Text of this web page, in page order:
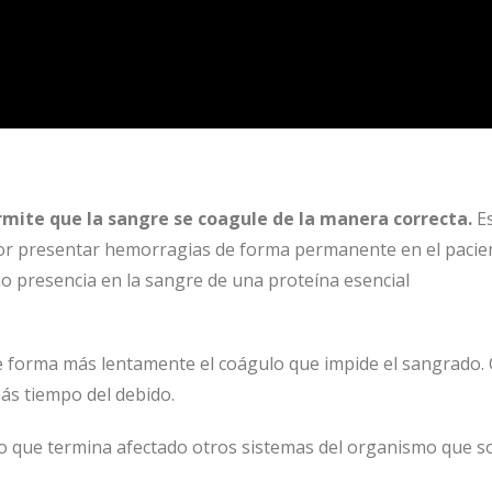
que la sangre se coagule de la manera correcta.
presentar hemorragias de forma permanente en el
presencia en la sangre de una proteína esencial
más lentamente el coágulo que impide el sangrado.
tiempo del debido.
termina afectado otros sistemas del organismo que